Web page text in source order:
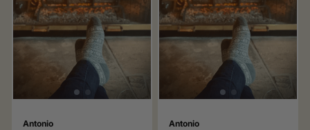
Antonio Antonio